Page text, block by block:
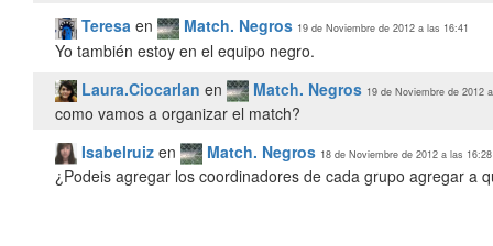
Teresa en Match. Negros 19 de Noviembre de 2012 a las 16:41
Yo también estoy en el equipo negro.
Laura.Ciocarlan en Match. Negros 19 de Noviembre de 2012
como vamos a organizar el match?
Isabelruiz en Match. Negros 18 de Noviembre de 2012 a las 16:28
¿Podeis agregar los coordinadores de cada grupo agregar a